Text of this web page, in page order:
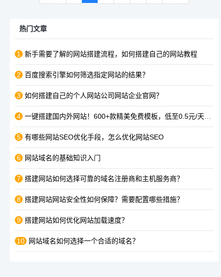
热门文章
1 新手需要了解的网站搭建流程，如何搭建自己的网站教程
2 百度搜索引擎如何筛选指定网站的结果？
3 如何搭建自己的个人网站公司网站企业官网？
4 一键搭建国内外网站！600+款精美免费模板，低至0.5元/天，最快1天可搭建
5 有哪些网站SEO优化手段，怎么优化网站SEO
6 网站域名的基础知识入门
7 搭建网站如何选择可靠的域名注册商和主机服务商？
8 搭建网站网站安全性如何保障？需要配置哪些措施？
9 搭建网站如何优化网站加载速度？
10 网站域名如何选择一个合适的域名？